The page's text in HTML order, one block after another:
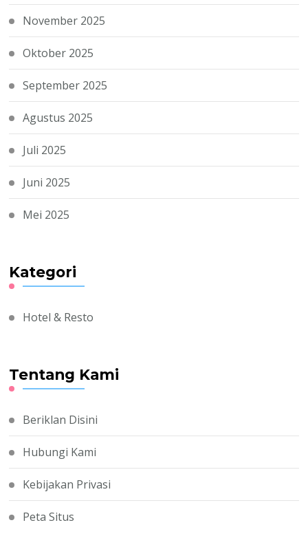
November 2025
Oktober 2025
September 2025
Agustus 2025
Juli 2025
Juni 2025
Mei 2025
Kategori
Hotel & Resto
Tentang Kami
Beriklan Disini
Hubungi Kami
Kebijakan Privasi
Peta Situs